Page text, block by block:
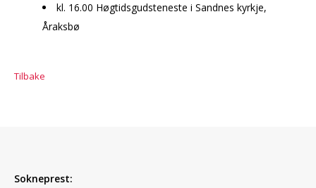
kl. 16.00 Høgtidsgudsteneste i Sandnes kyrkje,
Åraksbø
Tilbake
Sokneprest: